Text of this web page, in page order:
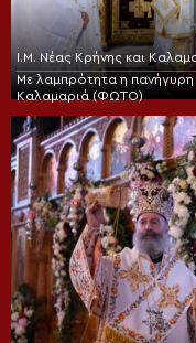
Ι.Μ. Νέας Κρήνης και
Με λαμπρότητα η
Καλαμαριά (ΦΩΤΟ)